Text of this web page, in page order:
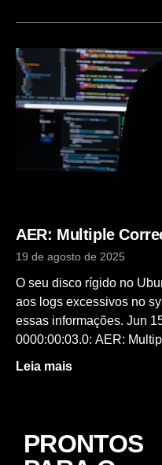
Conjunto de hosts com
Arquivo que define
código executada nos
combina um módulo e
ordenada de tarefas em
para organizar código
popular e simples que é
o Ubuntu
AER: Multiple
19 de agosto de 2025
O seu disco rígido no
aos logs excessivos no
essas informações. Jun
0000:00:03.0: AER:
id=0018 Jun 15 15:38:52
explicar completamente
descrito aqui , por
Leia mais
PRONTOS